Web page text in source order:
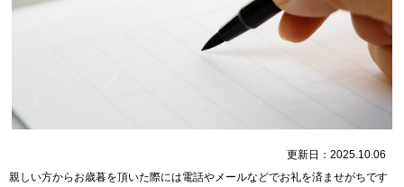
更新日：2025.10.06
親しい方からお歳暮を頂いた際には電話やメールなどでお礼を済ませがちです